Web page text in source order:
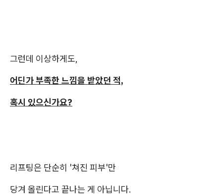
그런데 이상하게도,
어딘가 부족한 느낌을 받았던 적,
혹시 있으신가요?
리프팅은 단순히 '쳐진 피부'만
당겨 올린다고 끝나는 게 아닙니다.